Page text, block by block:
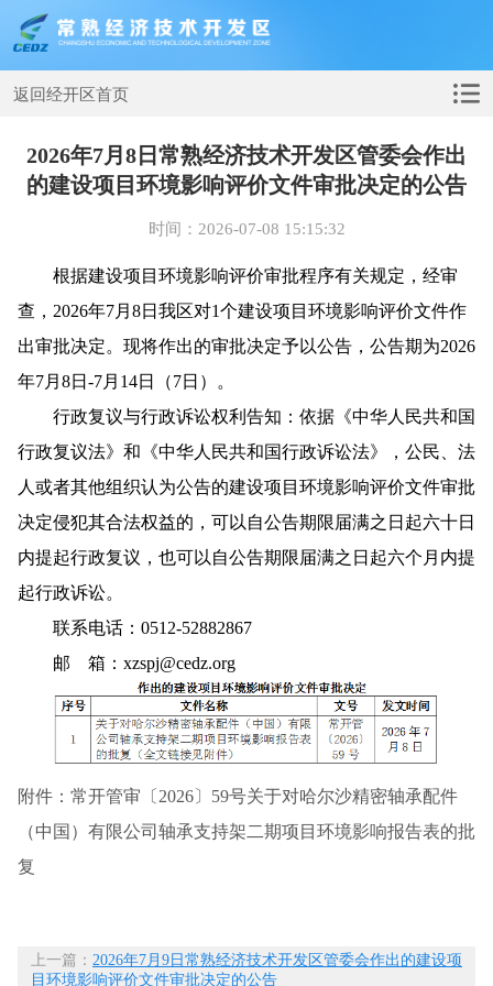
返回经开区首页
2026年7月8日常熟经济技术开发区管委会作出
的建设项目环境影响评价文件审批决定的公告
时间：2026-07-08 15:15:32
根据建设项目环境影响评价审批程序有关规定，经审
查，2026年7月8日我区对1个建设项目环境影响评价文件作
出审批决定。现将作出的审批决定予以公告，公告期为2026
年7月8日-7月14日（7日）。
行政复议与行政诉讼权利告知：依据《中华人民共和国
行政复议法》和《中华人民共和国行政诉讼法》，公民、法
人或者其他组织认为公告的建设项目环境影响评价文件审批
决定侵犯其合法权益的，可以自公告期限届满之日起六十日
内提起行政复议，也可以自公告期限届满之日起六个月内提
起行政诉讼。
联系电话：0512-52882867
邮 箱：xzspj@cedz.org
附件：常开管审〔2026〕59号关于对哈尔沙精密轴承配件
（中国）有限公司轴承支持架二期项目环境影响报告表的批
复
上一篇： 2026年7月9日常熟经济技术开发区管委会作出的建设项
目环境影响评价文件审批决定的公告